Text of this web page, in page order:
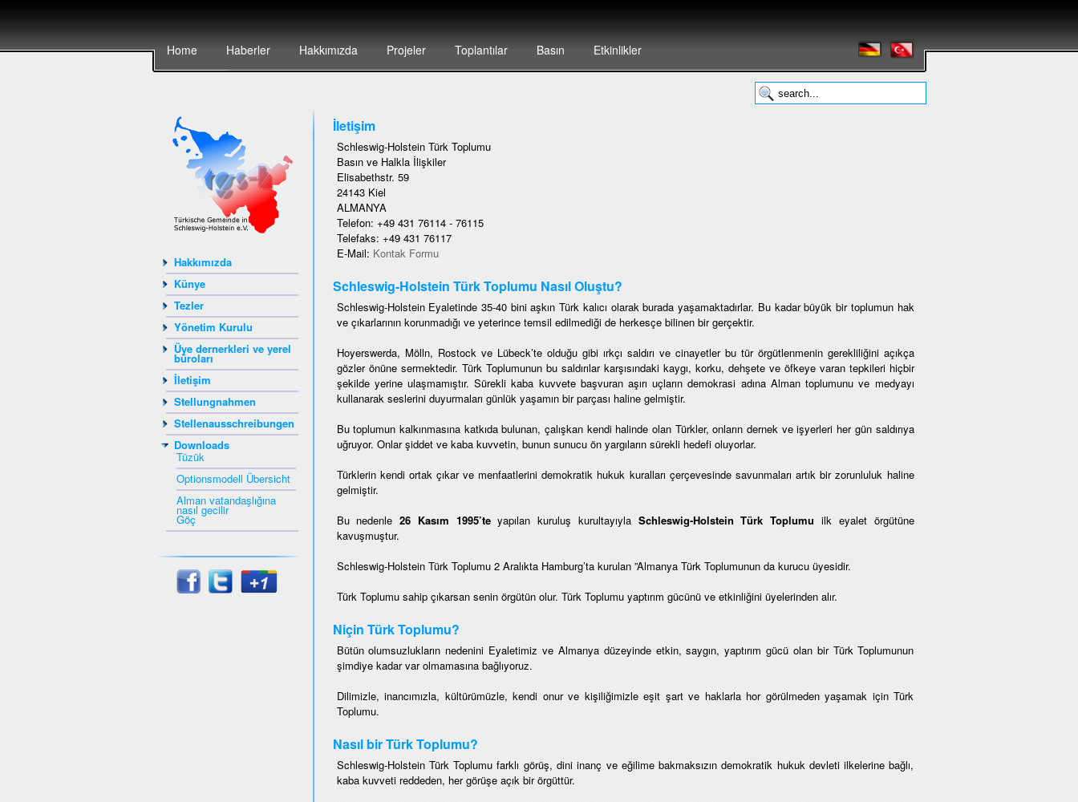
Home Haberler Hakkımızda Projeler Toplantılar Basın Etkinlikler
Hakkımızda
Künye
Tezler
Yönetim Kurulu
Üye dernerkleri ve yerel
büroları
İletişim
Stellungnahmen
Stellenausschreibungen
Downloads
Tüzük
Optionsmodell Übersicht
Alman vatandaşlığına
nasıl gecilir
Göç
İletişim
Schleswig-Holstein Türk Toplumu
Basın ve Halkla İlişkiler
Elisabethstr. 59
24143 Kiel
ALMANYA
Telefon: +49 431 76114 - 76115
Telefaks: +49 431 76117
E-Mail: Kontak Formu
Schleswig-Holstein Türk Toplumu Nasıl Oluştu?
Schleswig-Holstein Eyaletinde 35-40 bini aşkın Türk kalıcı olarak burada yaşamaktadırlar. Bu kadar büyük bir toplumun hak
ve çıkarlarının korunmadığı ve yeterince temsil edilmediği de herkesçe bilinen bir gerçektir.
Hoyerswerda, Mölln, Rostock ve Lübeck’te olduğu gibi ırkçı saldırı ve cinayetler bu tür örgütlenmenin gerekliliğini açıkça
gözler önüne sermektedir. Türk Toplumunun bu saldırılar karşısındaki kaygı, korku, dehşete ve öfkeye varan tepkileri hiçbir
şekilde yerine ulaşmamıştır. Sürekli kaba kuvvete başvuran aşırı uçların demokrasi adına Alman toplumunu ve medyayı
kullanarak seslerini duyurmaları günlük yaşamın bir parçası haline gelmiştir.
Bu toplumun kalkınmasına katkıda bulunan, çalışkan kendi halinde olan Türkler, onların dernek ve işyerleri her gün saldırıya
uğruyor. Onlar şiddet ve kaba kuvvetin, bunun sunucu ön yargıların sürekli hedefi oluyorlar.
Türklerin kendi ortak çıkar ve menfaatlerini demokratik hukuk kuralları çerçevesinde savunmaları artık bir zorunluluk haline
gelmiştir.
Bu nedenle26 Kasım 1995’teyapılan kuruluş kurultayıyla Schleswig-Holstein Türk Toplumu ilk eyalet örgütüne
kavuşmuştur.
Schleswig-Holstein Türk Toplumu 2 Aralıkta Hamburg’ta kurulan ”Almanya Türk Toplumunun da kurucu üyesidir.
Türk Toplumu sahip çıkarsan senin örgütün olur. Türk Toplumu yaptırım gücünü ve etkinliğini üyelerinden alır.
Niçin Türk Toplumu?
Bütün olumsuzlukların nedenini Eyaletimiz ve Almanya düzeyinde etkin, saygın, yaptırım gücü olan bir Türk Toplumunun
şimdiye kadar var olmamasına bağlıyoruz.
Dilimizle, inancımızla, kültürümüzle, kendi onur ve kişiliğimizle eşit şart ve haklarla hor görülmeden yaşamak için Türk
Toplumu.
Nasıl bir Türk Toplumu?
Schleswig-Holstein Türk Toplumu farklı görüş, dini inanç ve eğilime bakmaksızın demokratik hukuk devleti ilkelerine bağlı,
kaba kuvveti reddeden, her görüşe açık bir örgüttür.